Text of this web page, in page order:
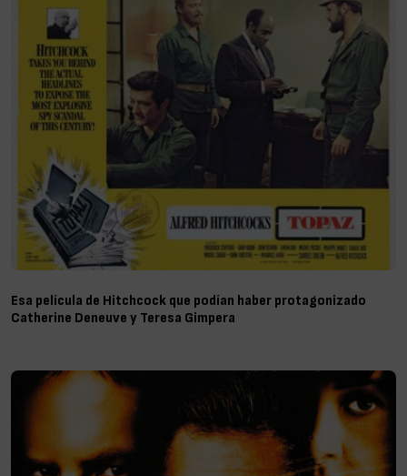
Esa película de Hitchcock que podían haber protagonizado
Catherine Deneuve y Teresa Gimpera